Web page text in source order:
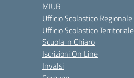
MIUR
Ufficio Scolastico Regionale
Ufficio Scolastico Territoriale
Scuola in Chiaro
Iscrizioni On Line
Invalsi